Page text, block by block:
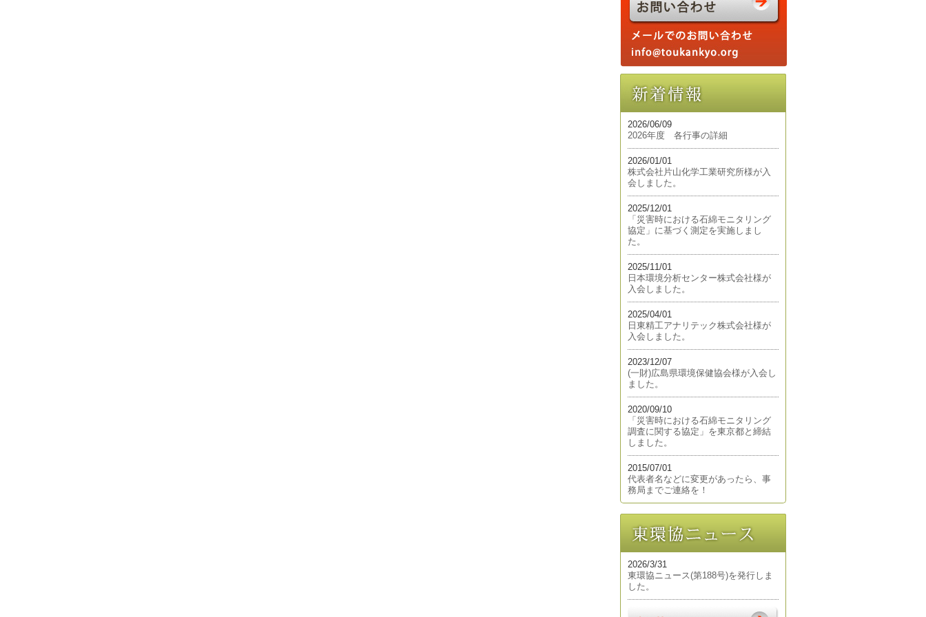
2026/06/09
2026年度 各行事の詳細
2026/01/01
株式会社片山化学工業研究所様が入
会しました。
2025/12/01
「災害時における石綿モニタリング
協定」に基づく測定を実施しまし
た。
2025/11/01
日本環境分析センター株式会社様が
入会しました。
2025/04/01
日東精工アナリテック株式会社様が
入会しました。
2023/12/07
(一財)広島県環境保健協会様が入会し
ました。
2020/09/10
「災害時における石綿モニタリング
調査に関する協定」を東京都と締結
しました。
2015/07/01
代表者名などに変更があったら、事
務局までご連絡を！
2026/3/31
東環協ニュース(第188号)を発行しま
した。